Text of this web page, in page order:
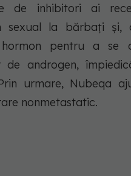
de inhibitori ai
sexual la bărbați și,
pentru a se
androgen,
urmare, Nubeqa
nonmetastatic.